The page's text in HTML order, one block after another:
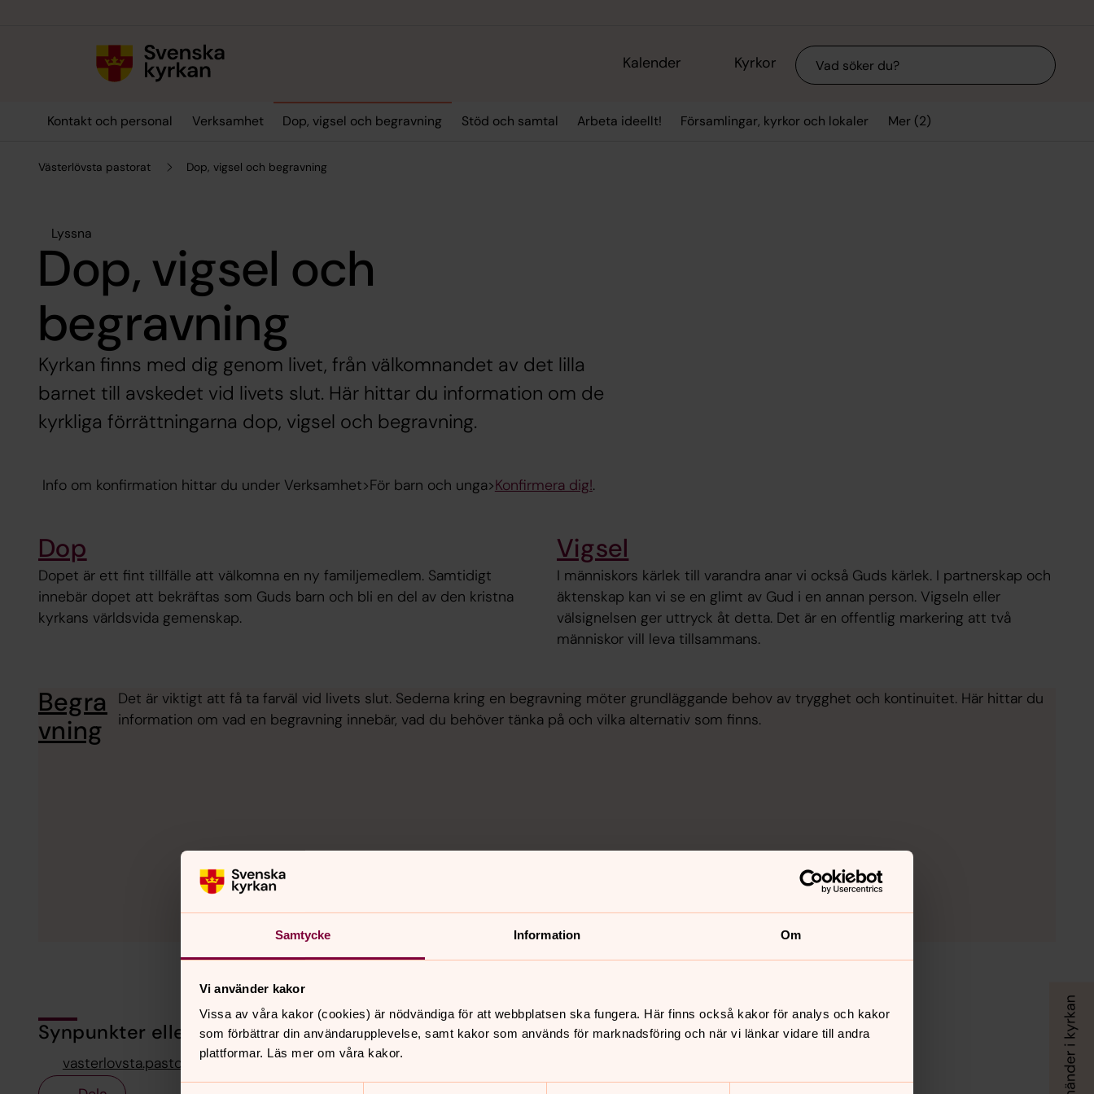
Samtycke Information Om
Vi använder kakor
Vissa av våra kakor (cookies) är nödvändiga för att webbplatsen ska fungera. Här finns också kakor för analys och kakor
som förbättrar din användarupplevelse, samt kakor som används för marknadsföring och när vi länkar vidare till andra
plattformar. Läs mer om våra kakor.
Kalender Kyrkor Sök
Kontakt och personal Verksamhet Dop, vigsel och begravning Stöd och samtal Arbeta ideellt! Församlingar, kyrkor och lokaler Mer (2)
Västerlövsta pastorat Dop, vigsel och begravning
Lyssna
Dop, vigsel och
begravning
Kyrkan finns med dig genom livet, från välkomnandet av det lilla
barnet till avskedet vid livets slut. Här hittar du information om de
kyrkliga förrättningarna dop, vigsel och begravning.
Info om konfirmation hittar du under Verksamhet>För barn och unga>Konfirmera dig!.
Dop
Dopet är ett fint tillfälle att välkomna en ny familjemedlem. Samtidigt
innebär dopet att bekräftas som Guds barn och bli en del av den kristna
kyrkans världsvida gemenskap.
Vigsel
I människors kärlek till varandra anar vi också Guds kärlek. I partnerskap och
äktenskap kan vi se en glimt av Gud i en annan person. Vigseln eller
välsignelsen ger uttryck åt detta. Det är en offentlig markering att två
människor vill leva tillsammans.
Begra
vning
Det är viktigt att få ta farväl vid livets slut. Sederna kring en begravning möter grundläggande behov av trygghet och kontinuitet. Här hittar du
information om vad en begravning innebär, vad du behöver tänka på och vilka alternativ som finns.
Synpunkter eller frågor på sidans innehåll?
vasterlovsta.pastorat@svenskakyrkan.se